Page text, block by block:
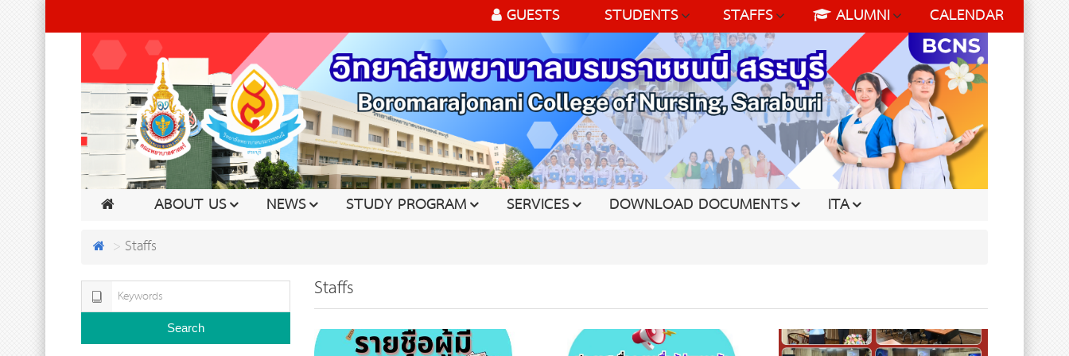
GUESTS STUDENTS STAFFS ALUMNI CALENDAR
ABOUT US NEWS STUDY PROGRAM SERVICES DOWNLOAD DOCUMENTS ITA
Staffs
Staffs
Search